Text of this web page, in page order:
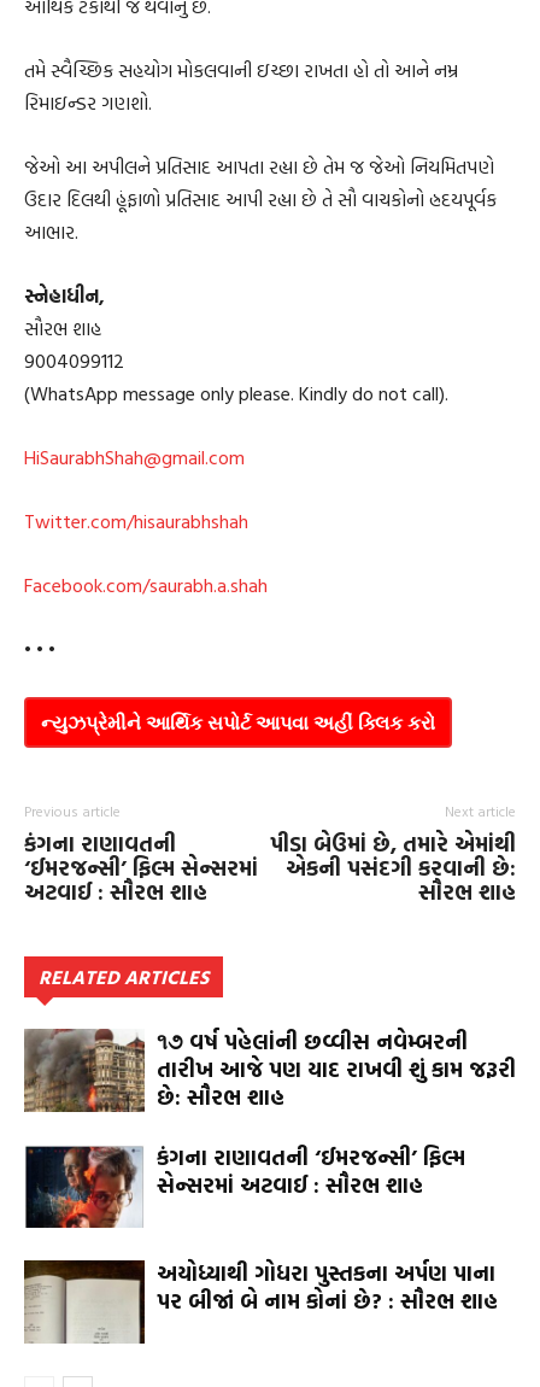
આર્થિક ટેકાથી જ થવાનું છે.
તમે સ્વૈચ્છિક સહયોગ મોકલવાની ઇચ્છા રાખતા હો તો આને નમ્ર
રિમાઇન્ડર ગણશો.
જેઓ આ અપીલને પ્રતિસાદ આપતા રહ્યા છે તેમ જ જેઓ નિયમિતપણે
ઉદાર દિલથી હૂંફાળો પ્રતિસાદ આપી રહ્યા છે તે સૌ વાચકોનો હ્રદયપૂર્વક
આભાર.
સ્નેહાધીન,
સૌરભ શાહ
9004099112
(WhatsApp message only please. Kindly do not call).
HiSaurabhShah@gmail.com
Twitter.com/hisaurabhshah
Facebook.com/saurabh.a.shah
• • •
ન્યુઝપ્રેમીને આર્થિક સપોર્ટ આપવા અહીં ક્લિક કરો
Previous article
કંગના રાણાવતની
‘ઈમરજન્સી’ ફિલ્મ સેન્સરમાં
અટવાઈ : સૌરભ શાહ
Next article
પીડા બેઉમાં છે, તમારે એમાંથી
એકની પસંદગી કરવાની છે:
સૌરભ શાહ
RELATED ARTICLES
૧૭ વર્ષ પહેલાંની છવ્વીસ નવેમ્બરની
તારીખ આજે પણ યાદ રાખવી શું કામ જરૂરી
છે: સૌરભ શાહ
કંગના રાણાવતની ‘ઈમરજન્સી’ ફિલ્મ
સેન્સરમાં અટવાઈ : સૌરભ શાહ
અયોધ્યાથી ગોધરા પુસ્તકના અર્પણ પાના
પર બીજાં બે નામ કોનાં છે? : સૌરભ શાહ